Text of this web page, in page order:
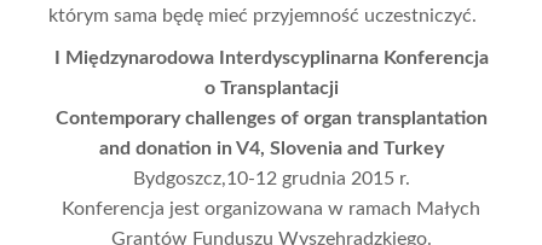
którym sama będę mieć przyjemność uczestniczyć.
I Międzynarodowa Interdyscyplinarna Konferencja
o Transplantacji
Contemporary challenges of organ transplantation
and donation in V4, Slovenia and Turkey
Bydgoszcz,10-12 grudnia 2015 r.
Konferencja jest organizowana w ramach Małych
Grantów Funduszu Wyszehradzkiego.